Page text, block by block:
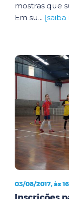
mostras que
Em su... [saiba
03/08/2017, às